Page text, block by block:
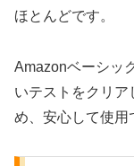
ほとんどです。
Amazonベーシッ
いテストをクリア
め、安心して使用